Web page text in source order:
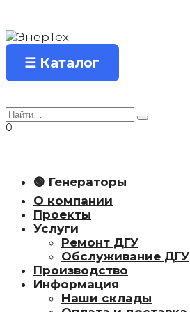
содержанию
☰ Каталог
Search
for:
0
🟢 Генераторы
О компании
Проекты
Услуги
Ремонт ДГУ
Обслуживание ДГУ
Производство
Информация
Наши склады